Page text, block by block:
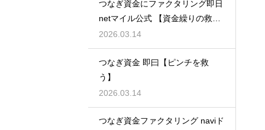
つなぎ資金にファクタリング即日
netマイル公式 【資金繰りの救世
主】
2026.03.14
つなぎ資金 即曰【ピンチを救
う】
2026.03.14
つなぎ資金ファクタリング naviド